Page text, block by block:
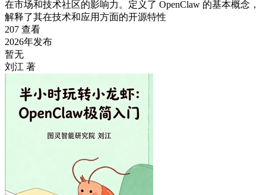
在市场和技术社区的影响力。定义了 OpenClaw 的基本概念，
解释了其在技术和应用方面的开源特性
207 查看
2026年发布
暂无
刘江 著